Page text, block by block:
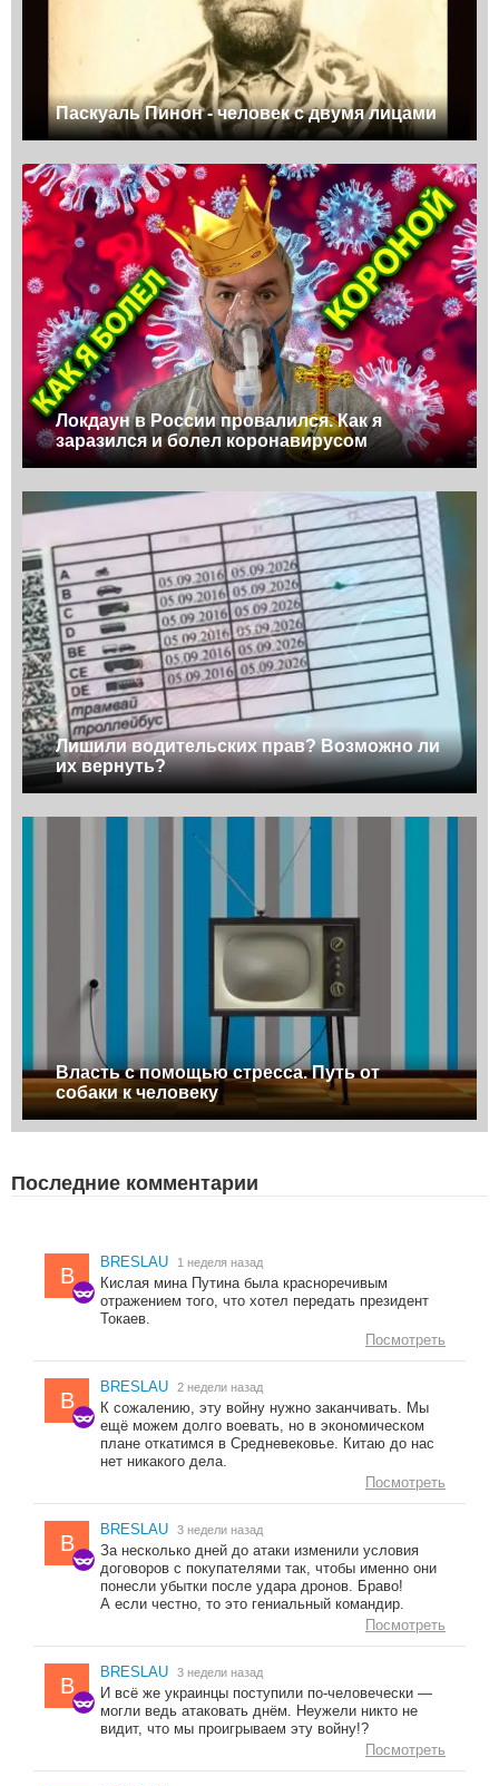
Паскуаль Пинон - человек с двумя лицами
Локдаун в России провалился. Как я
заразился и болел коронавирусом
Лишили водительских прав? Возможно ли
их вернуть?
Власть с помощью стресса. Путь от
собаки к человеку
Последние комментарии
B
BRESLAU 1 неделя назад
Кислая мина Путина была красноречивым
отражением того, что хотел передать президент
Токаев.
Посмотреть
B
BRESLAU 2 недели назад
К сожалению, эту войну нужно заканчивать. Мы
ещё можем долго воевать, но в экономическом
плане откатимся в Средневековье. Китаю до нас
нет никакого дела.
Посмотреть
B
BRESLAU 3 недели назад
За несколько дней до атаки изменили условия
договоров с покупателями так, чтобы именно они
понесли убытки после удара дронов. Браво!
А если честно, то это гениальный командир.
Посмотреть
B
BRESLAU 3 недели назад
И всё же украинцы поступили по-человечески —
могли ведь атаковать днём. Неужели никто не
видит, что мы проигрываем эту войну!?
Посмотреть